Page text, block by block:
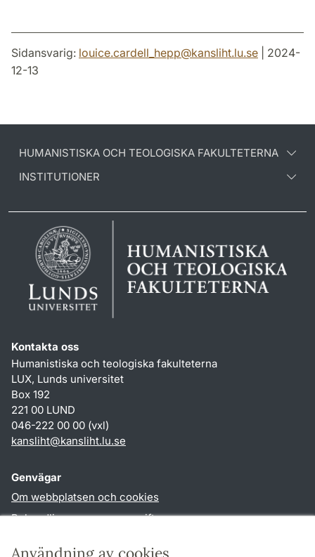
Användning av cookies
Sidansvarig: louice.cardell_hepp@kansliht.lu.se | 2024-
12-13
HUMANISTISKA OCH TEOLOGISKA FAKULTETERNA
INSTITUTIONER
Kontakta oss
Humanistiska och teologiska fakulteterna
LUX, Lunds universitet
Box 192
221 00 LUND
046-222 00 00 (vxl)
kansliht@kansliht.lu.se
Genvägar
Om webbplatsen och cookies
Behandling av personuppgifter